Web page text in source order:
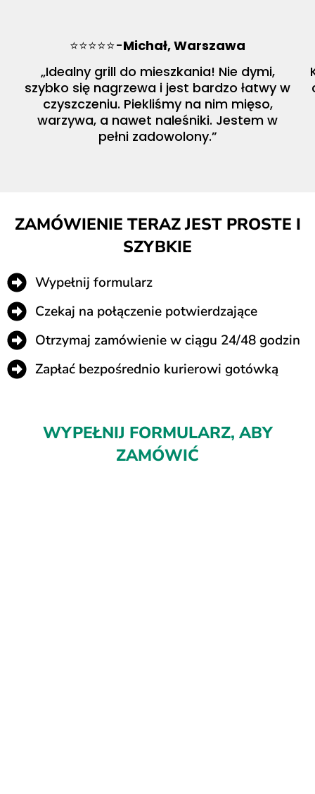
⭐⭐⭐⭐⭐-Michał, Warszawa
„Idealny grill do mieszkania! Nie dymi,
szybko się nagrzewa i jest bardzo łatwy w
czyszczeniu. Piekliśmy na nim mięso,
warzywa, a nawet naleśniki. Jestem w
pełni zadowolony.”
ZAMÓWIENIE TERAZ JEST PROSTE I
SZYBKIE
Wypełnij formularz
Czekaj na połączenie potwierdzające
Otrzymaj zamówienie w ciągu 24/48 godzin
Zapłać bezpośrednio kurierowi gotówką
WYPEŁNIJ FORMULARZ, ABY
ZAMÓWIĆ